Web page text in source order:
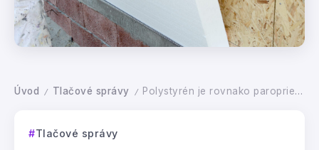
Úvod / Tlačové správy / Polystyrén je rovnako paropriepustný ako drevo
Tlačové správy